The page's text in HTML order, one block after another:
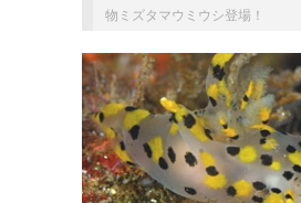
物ミズタマウミウシ登場！